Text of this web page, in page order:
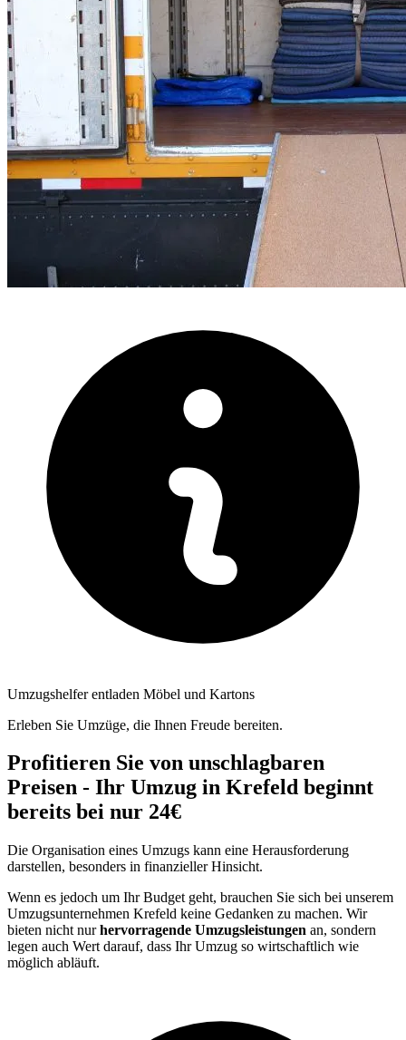
Umzugshelfer entladen Möbel und Kartons
Erleben Sie Umzüge, die Ihnen Freude bereiten.
Profitieren Sie von unschlagbaren
Preisen - Ihr Umzug in Krefeld beginnt
bereits bei nur 24€
Die Organisation eines Umzugs kann eine Herausforderung
darstellen, besonders in finanzieller Hinsicht.
Wenn es jedoch um Ihr Budget geht, brauchen Sie sich bei unserem
Umzugsunternehmen Krefeld keine Gedanken zu machen. Wir
bieten nicht nurhervorragende Umzugsleistungen an, sondern
legen auch Wert darauf, dass Ihr Umzug so wirtschaftlich wie
möglich abläuft.